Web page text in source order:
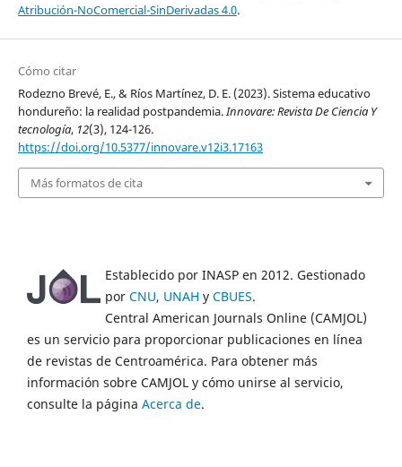
Atribución-NoComercial-SinDerivadas 4.0.
Cómo citar
Rodezno Brevé, E., & Ríos Martínez, D. E. (2023). Sistema educativo
hondureño: la realidad postpandemia.Innovare: Revista De Ciencia Y
tecnología, 12(3), 124-126.
https://doi.org/10.5377/innovare.v12i3.17163
Más formatos de cita
Establecido por INASP en 2012. Gestionado
por CNU, UNAH y CBUES.
Central American Journals Online (CAMJOL)
es un servicio para proporcionar publicaciones en línea
de revistas de Centroamérica. Para obtener más
información sobre CAMJOL y cómo unirse al servicio,
consulte la página Acerca de.